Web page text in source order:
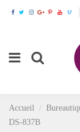
Accueil
DS-837B